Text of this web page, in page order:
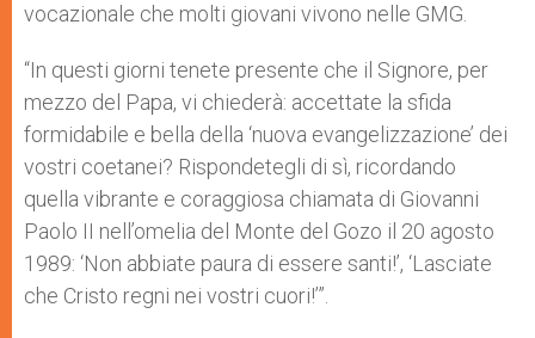
vocazionale che molti giovani vivono nelle GMG.
“In questi giorni tenete presente che il Signore, per
mezzo del Papa, vi chiederà: accettate la sfida
formidabile e bella della ‘nuova evangelizzazione’ dei
vostri coetanei? Rispondetegli di sì, ricordando
quella vibrante e coraggiosa chiamata di Giovanni
Paolo II nell’omelia del Monte del Gozo il 20 agosto
1989: ‘Non abbiate paura di essere santi!’, ‘Lasciate
che Cristo regni nei vostri cuori!’”.